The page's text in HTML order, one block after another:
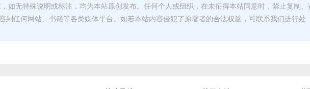
如无特殊说明或标注，均为本站原创发布。任何个人或组织，在未征得本站同意时，禁止复制、
到任何网站、书籍等各类媒体平台。如若本站内容侵犯了原著者的合法权益，可联系我们进行处